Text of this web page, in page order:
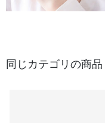
同じカテゴリの商品